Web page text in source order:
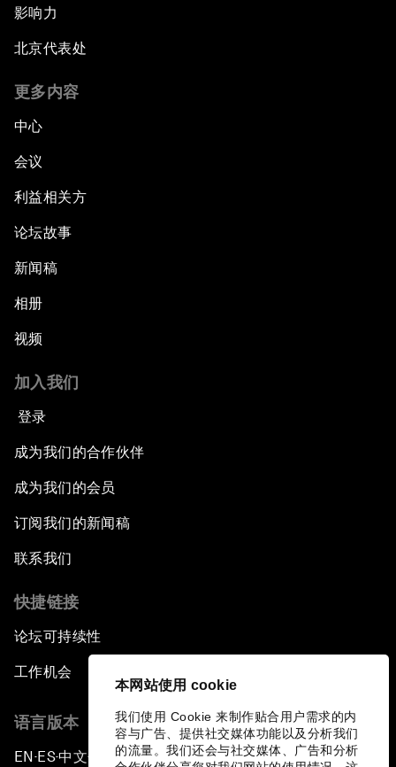
本网站使用 cookie
我们使用 Cookie 来制作贴合用户需求的内
容与广告、提供社交媒体功能以及分析我们
的流量。我们还会与社交媒体、广告和分析
影响力
北京代表处
更多内容
中心
会议
利益相关方
论坛故事
新闻稿
相册
视频
加入我们
登录
成为我们的合作伙伴
成为我们的会员
订阅我们的新闻稿
联系我们
快捷链接
论坛可持续性
工作机会
语言版本
EN ▪ES▪中文▪ 日本語